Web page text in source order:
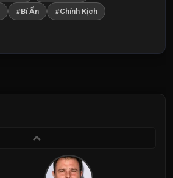
#Bí Ẩn
#Chính Kịch